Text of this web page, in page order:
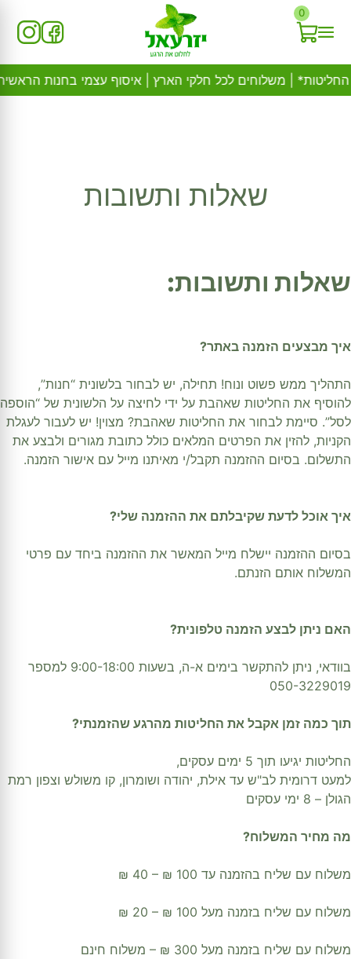
content
0
שאלות ותשובות
שאלות ותשובות:
איך מבצעים הזמנה באתר?
התהליך ממש פשוט ונוח! תחילה, יש לבחור בלשונית “חנות”,
להוסיף את החליטות שאהבת על ידי לחיצה על הלשונית של “הוספה
לסל”. סיימת לבחור את החליטות שאהבת? מצוין! יש לעבור לעגלת
הקניות, להזין את הפרטים המלאים כולל כתובת מגורים ולבצע את
התשלום. בסיום ההזמנה תקבל/י מאיתנו מייל עם אישור הזמנה.
איך אוכל לדעת שקיבלתם את ההזמנה שלי?
בסיום ההזמנה יישלח מייל המאשר את ההזמנה ביחד עם פרטי
המשלוח אותם הזנתם.
האם ניתן לבצע הזמנה טלפונית?
בוודאי, ניתן להתקשר בימים א-ה, בשעות 9:00-18:00 למספר
050-3229019
תוך כמה זמן אקבל את החליטות מהרגע שהזמנתי?
החליטות יגיעו תוך 5 ימים עסקים,
למעט דרומית לב"ש עד אילת, יהודה ושומרון, קו משולש וצפון רמת
הגולן – 8 ימי עסקים
מה מחיר המשלוח?
משלוח עם שליח בהזמנה עד 100 ₪ – 40 ₪
משלוח עם שליח בזמנה מעל 100 ₪ – 20 ₪
משלוח עם שליח בזמנה מעל 300 ₪ – משלוח חינם